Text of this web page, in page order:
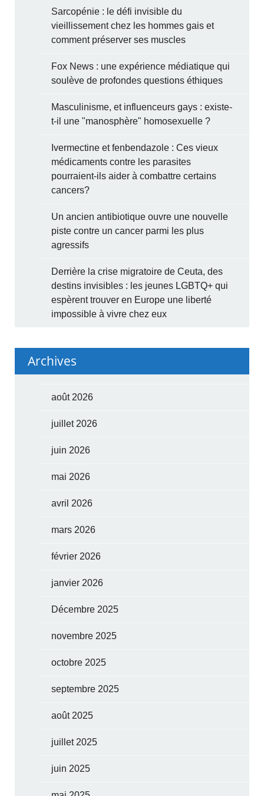
Sarcopénie : le défi invisible du
vieillissement chez les hommes gais et
comment préserver ses muscles
Fox News : une expérience médiatique qui
soulève de profondes questions éthiques
Masculinisme, et influenceurs gays : existe-
t-il une "manosphère" homosexuelle ?
Ivermectine et fenbendazole : Ces vieux
médicaments contre les parasites
pourraient-ils aider à combattre certains
cancers?
Un ancien antibiotique ouvre une nouvelle
piste contre un cancer parmi les plus
agressifs
Derrière la crise migratoire de Ceuta, des
destins invisibles : les jeunes LGBTQ+ qui
espèrent trouver en Europe une liberté
impossible à vivre chez eux
Archives
août 2026
juillet 2026
juin 2026
mai 2026
avril 2026
mars 2026
février 2026
janvier 2026
Décembre 2025
novembre 2025
octobre 2025
septembre 2025
août 2025
juillet 2025
juin 2025